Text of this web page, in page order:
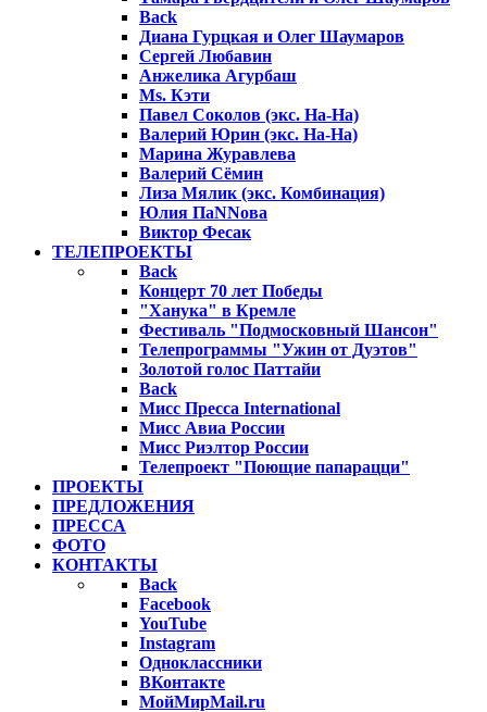
Back
Диана Гурцкая и Олег Шаумаров
Сергей Любавин
Анжелика Агурбаш
Ms. Кэти
Павел Соколов (экс. На-На)
Валерий Юрин (экс. На-На)
Марина Журавлева
Валерий Сёмин
Лиза Мялик (экс. Комбинация)
Юлия ПаNNова
Виктор Фесак
ТЕЛЕПРОЕКТЫ
Back
Концерт 70 лет Победы
"Ханука" в Кремле
Фестиваль "Подмосковный Шансон"
Телепрограммы "Ужин от Дуэтов"
Золотой голос Паттайи
Back
Мисс Пресса International
Мисс Авиа России
Мисс Риэлтор России
Телепроект "Поющие папарацци"
ПРОЕКТЫ
ПРЕДЛОЖЕНИЯ
ПРЕССА
ФОТО
КОНТАКТЫ
Back
Facebook
YouTube
Instagram
Одноклассники
ВКонтакте
МойМирMail.ru